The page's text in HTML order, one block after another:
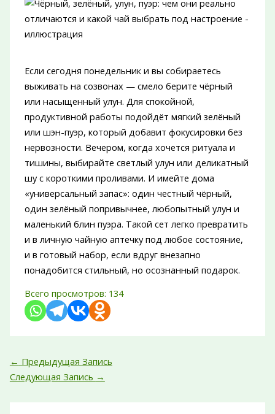
Если сегодня понедельник и вы собираетесь
выживать на созвонах — смело берите чёрный
или насыщенный улун. Для спокойной,
продуктивной работы подойдёт мягкий зелёный
или шэн-пуэр, который добавит фокусировки без
нервозности. Вечером, когда хочется ритуала и
тишины, выбирайте светлый улун или деликатный
шу с короткими проливами. И имейте дома
«универсальный запас»: один честный чёрный,
один зелёный попривычнее, любопытный улун и
маленький блин пуэра. Такой сет легко превратить
и в личную чайную аптечку под любое состояние,
и в готовый набор, если вдруг внезапно
понадобится стильный, но осознанный подарок.
Всего просмотров: 134
← Предыдущая Запись
Следующая Запись →